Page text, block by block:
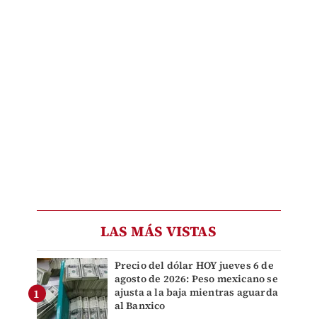
LAS MÁS VISTAS
Precio del dólar HOY jueves 6 de
agosto de 2026: Peso mexicano se
ajusta a la baja mientras aguarda
al Banxico